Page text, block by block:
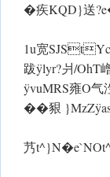
�疾KQD}送
1u宽
跋 ÿlyr?爿/OhT
ÿvuMRS雍O气
��豤 }MzZ
艿